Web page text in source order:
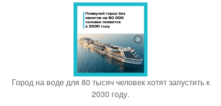
Город на воде для 80 тысяч человек хотят запустить к
2030 году.